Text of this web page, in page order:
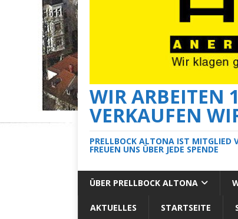
WIR ARBEITEN
VERKAUFEN
PRELLBOCK ALTONA IST MITGLIED
FREUEN UNS ÜBER JEDE SPENDE
ÜBER PRELLBOCK ALTONA
AKTUELLES STARTSEITE